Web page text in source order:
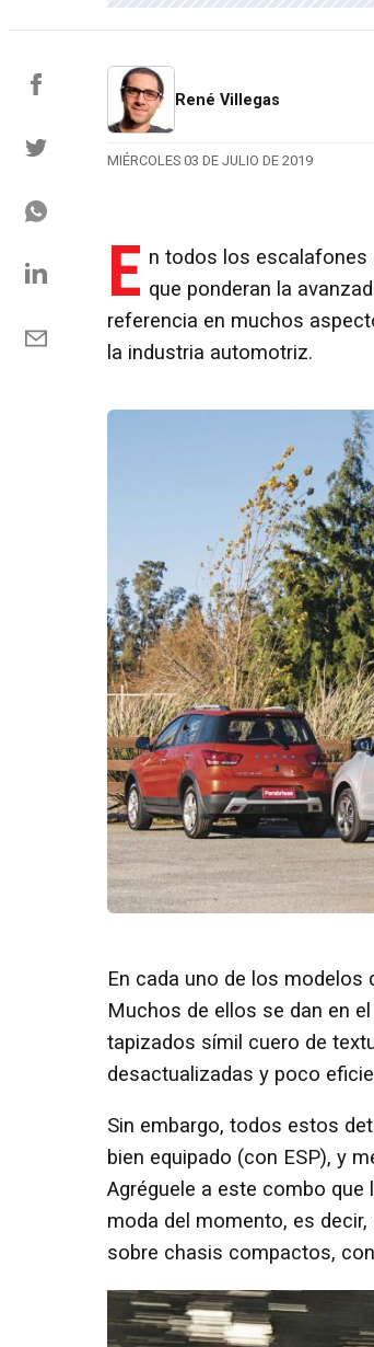
René Villegas
MIÉRCOLES 03 DE JULIO DE 2019
E n todos los escalafones
que ponderan la
referencia en muchos
la industria automotriz.
En cada uno de los modelos
Muchos de ellos se dan en
tapizados símil cuero de
desactualizadas y poco
Sin embargo, todos estos
bien equipado (con ESP), y
Agréguele a este combo que
moda del momento, es
sobre chasis compactos,